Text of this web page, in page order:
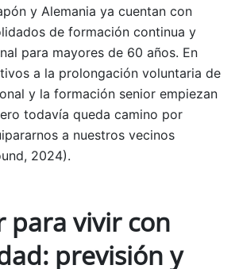
y Alemania ya cuentan con
de formación continua y
para mayores de 60 años. En
a la prolongación voluntaria de
y la formación senior empiezan
todavía queda camino por
a nuestros vecinos
2024).
para vivir con
previsión y